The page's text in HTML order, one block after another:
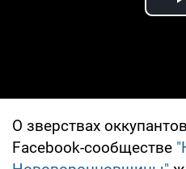
О зверствах
Facebook-сообществе